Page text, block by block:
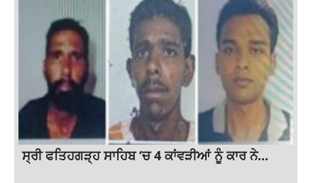
ਸ੍ਰੀ ਫਤਿਹਗੜ੍ਹ ਸਾਹਿਬ ‘ਚ 4 ਕਾਂਵੜੀਆਂ ਨੂੰ ਕਾਰ ਨੇ...